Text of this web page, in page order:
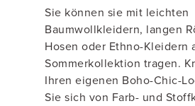
Sie können sie mit leichten
Baumwollkleidern, langen
Hosen oder Ethno-Kleidern
Sommerkollektion tragen.
Ihren eigenen Boho-Chic-
Sie sich von Farb- und